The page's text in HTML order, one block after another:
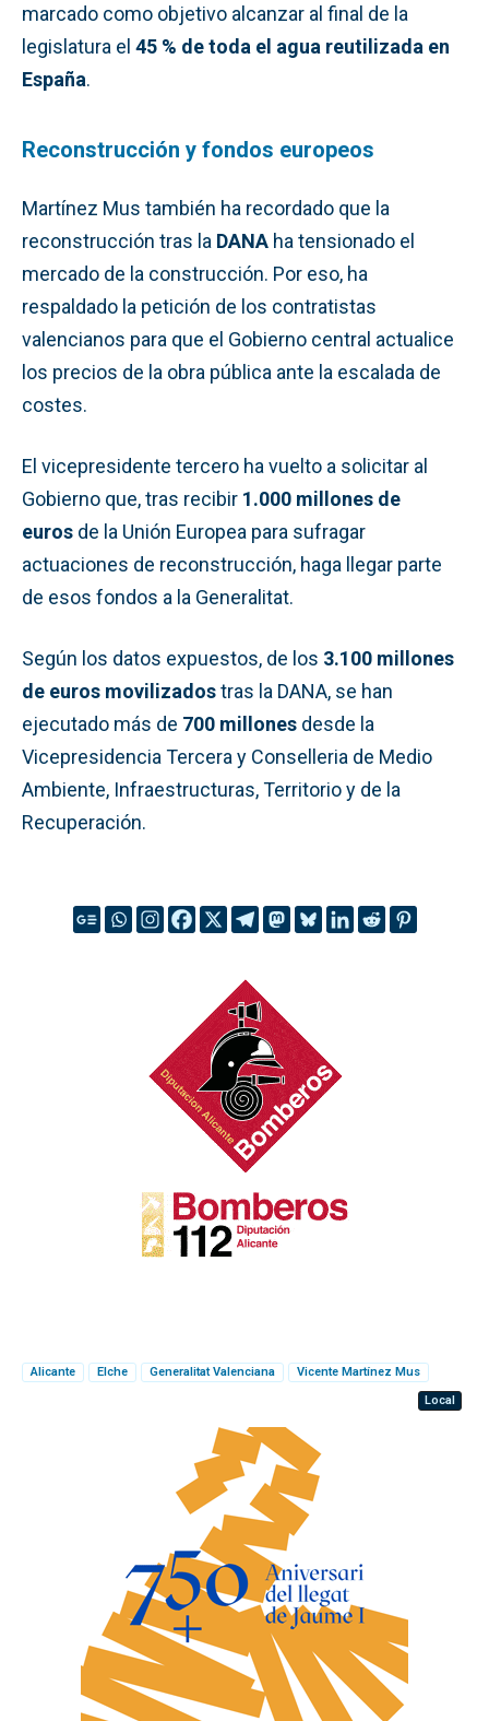
marcado como objetivo alcanzar al final de la
legislatura el 45 % de toda el agua reutilizada en
España.
Reconstrucción y fondos europeos
Martínez Mus también ha recordado que la
reconstrucción tras la DANA ha tensionado el
mercado de la construcción. Por eso, ha
respaldado la petición de los contratistas
valencianos para que el Gobierno central actualice
los precios de la obra pública ante la escalada de
costes.
El vicepresidente tercero ha vuelto a solicitar al
Gobierno que, tras recibir 1.000 millones de
euros de la Unión Europea para sufragar
actuaciones de reconstrucción, haga llegar parte
de esos fondos a la Generalitat.
Según los datos expuestos, de los 3.100 millones
de euros movilizadostras la DANA, se han
ejecutado más de 700 millones desde la
Vicepresidencia Tercera y Conselleria de Medio
Ambiente, Infraestructuras, Territorio y de la
Recuperación.
Alicante Elche Generalitat Valenciana
Vicente Martínez Mus
Local